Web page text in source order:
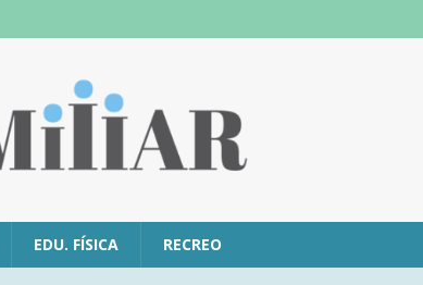
EDU. FÍSICA RECREO